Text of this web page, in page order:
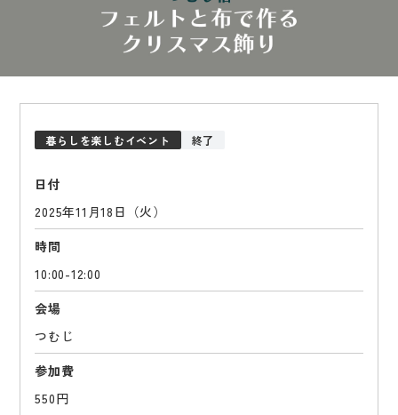
暮らしを楽しむイベント 終了
日付
2025年11月18日（火）
時間
10:00-12:00
会場
つむじ
参加費
550円